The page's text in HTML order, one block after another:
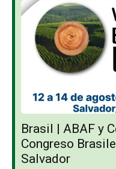
Brasil | ABAF y
Congreso
Salvador